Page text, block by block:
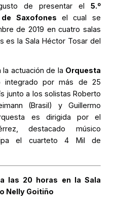
de presentar el 5.o
Saxofones el cual se
de 2019 en cuatro salas
es la Sala Héctor Tosar del
actuación de la Orquesta
integrado por más de 25
junto a los solistas Roberto
(Brasil) y Guillermo
es dirigida por el
destacado músico
el cuarteto 4 Mil de
las 20 horas en la Sala
Nelly Goitiño